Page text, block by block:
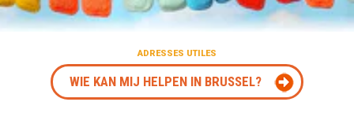
ADRESSES UTILES
WIE KAN MIJ HELPEN IN BRUSSEL?